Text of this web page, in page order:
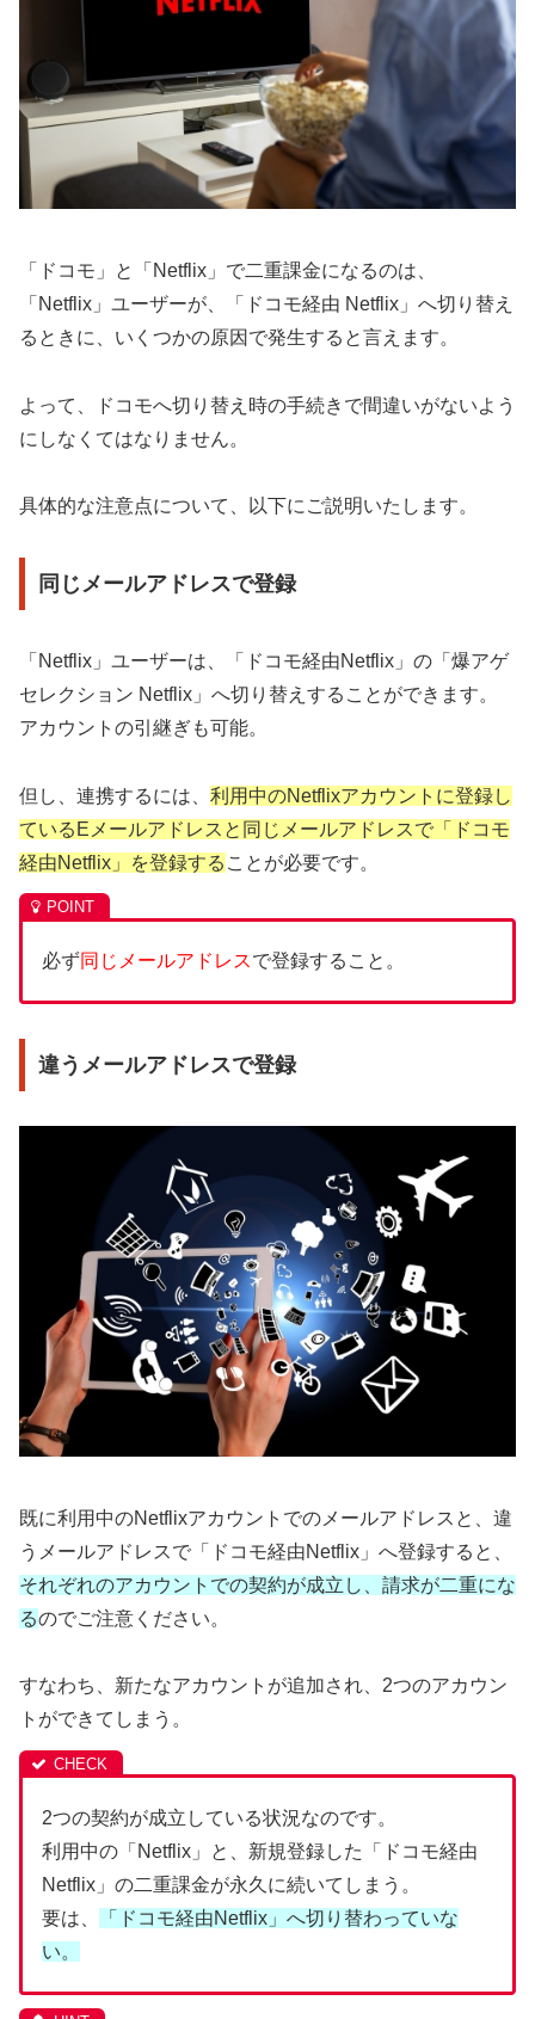
「ドコモ」と「Netflix」で二重課金になるのは、
「Netflix」ユーザーが、「ドコモ経由 Netflix」へ切り替え
るときに、いくつかの原因で発生すると言えます。
よって、ドコモへ切り替え時の手続きで間違いがないよう
にしなくてはなりません。
具体的な注意点について、以下にご説明いたします。
同じメールアドレスで登録
「Netflix」ユーザーは、「ドコモ経由Netflix」の「爆アゲ
セレクション Netflix」へ切り替えすることができます。
アカウントの引継ぎも可能。
但し、連携するには、 利用中のNetflixアカウントに登録し
ているEメールアドレスと同じメールアドレスで「ドコモ
経由Netflix」を登録する ことが必要です。
必ず同じメールアドレスで登録すること。
違うメールアドレスで登録
既に利用中のNetflixアカウントでのメールアドレスと、違
うメールアドレスで「ドコモ経由Netflix」へ登録すると、
それぞれのアカウントでの契約が成立し、請求が二重にな
るのでご注意ください。
すなわち、新たなアカウントが追加され、2つのアカウン
トができてしまう。
2つの契約が成立している状況なのです。
利用中の「Netflix」と、新規登録した「ドコモ経由
Netflix」の二重課金が永久に続いてしまう。
要は、
「ドコモ経由Netflix」へ切り替わっていな
い。